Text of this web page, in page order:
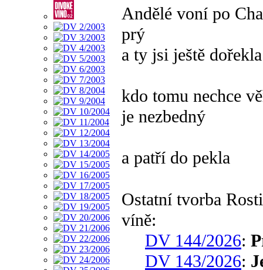
Andělé voní po
prý
a ty jsi ještě
kdo tomu nechce
je nezbedný
a patří do pekla
Ostatní tvorba
víně:
DV 144/2026:
DV 143/2026: